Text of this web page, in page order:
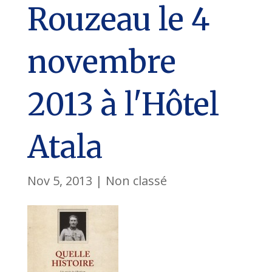
Rouzeau le 4
novembre
2013 à l'Hôtel
Atala
Nov 5, 2013 | Non classé